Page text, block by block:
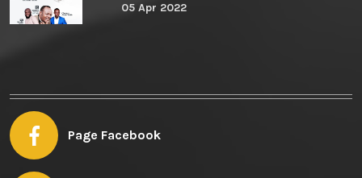
05 Apr 2022
Page Facebook